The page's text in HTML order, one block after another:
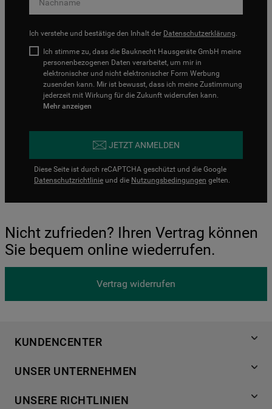
Ich verstehe und bestätige den Inhalt der Datenschutzerklärung.
Ich stimme zu, dass die Bauknecht Hausgeräte GmbH meine
personenbezogenen Daten verarbeitet, um mir in
elektronischer und nicht elektronischer Form Werbung
zusenden kann. Mir ist bewusst, dass ich meine Zustimmung
jederzeit mit Wirkung für die Zukunft widerrufen kann.
Mehr anzeigen
JETZT ANMELDEN
Diese Seite ist durch reCAPTCHA geschützt und die Google
Datenschutzrichtlinie und die Nutzungsbedingungen gelten.
Nicht zufrieden? Ihren Vertrag können
Sie bequem online wiederrufen.
Vertrag widerrufen
KUNDENCENTER
Händlersuche
Häufige Fragen
UNSER UNTERNEHMEN
Für Händler
UNSERE RICHTLINIEN